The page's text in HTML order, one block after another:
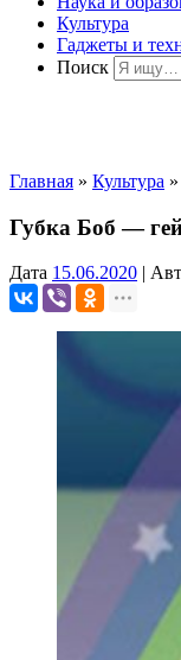
Культура
Гаджеты и
Поиск
Главная » Культура »
Губка Боб —
Дата 15.06.2020 |